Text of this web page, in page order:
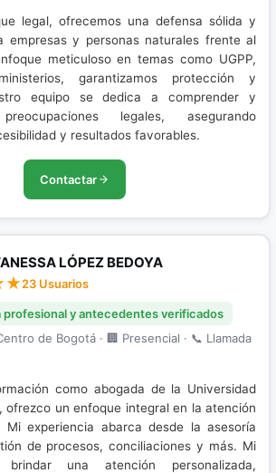
legal, ofrecemos una defensa sólida y
empresas y personas naturales frente al
meticuloso en temas como UGPP,
garantizamos protección y
equipo se dedica a comprender y
legales, asegurando
y resultados favorables.
Contactar
LÓPEZ BEDOYA
23 Usuarios
profesional y antecedentes verificados
de Bogotá · 🏢 Presencial · 📞 Llamada
como abogada de la Universidad
ofrezco un enfoque integral en la atención
Mi experiencia abarca desde la asesoría
de procesos, conciliaciones y más. Mi
una atención personalizada,